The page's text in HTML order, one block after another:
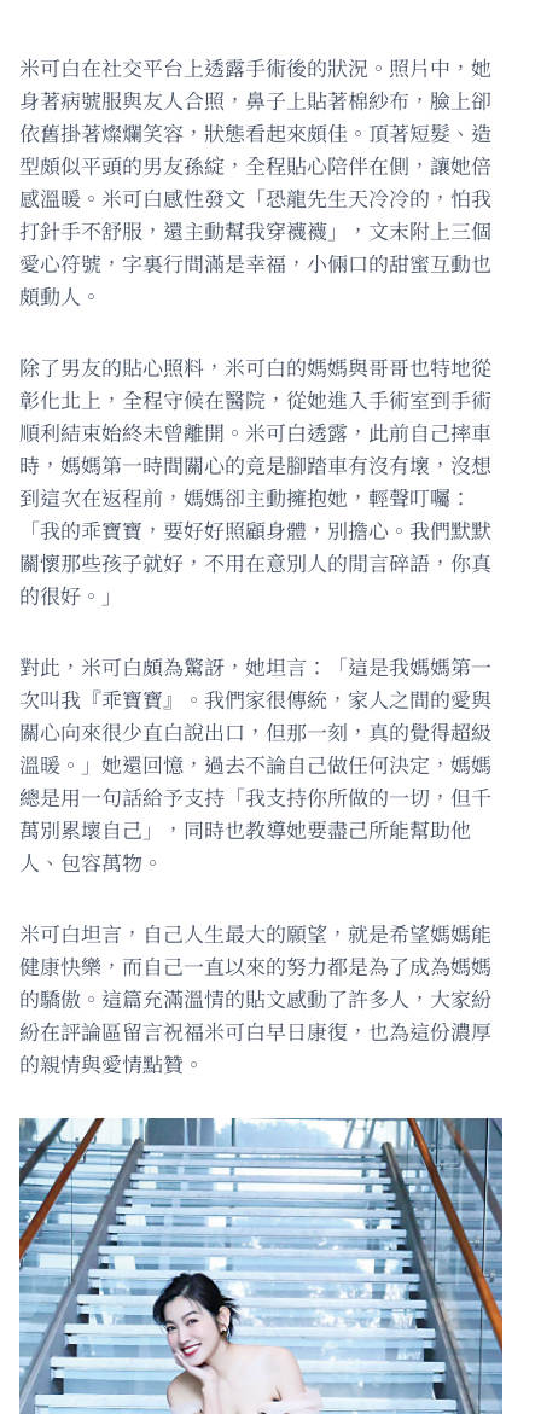
米可白在社交平台上透露手術後的狀況。照片中，她
身著病號服與友人合照，鼻子上貼著棉紗布，臉上卻
依舊掛著燦爛笑容，狀態看起來頗佳。頂著短髮、造
型頗似平頭的男友孫綻，全程貼心陪伴在側，讓她倍
感溫暖。米可白感性發文「恐龍先生天冷冷的，怕我
打針手不舒服，還主動幫我穿襪襪」，文末附上三個
愛心符號，字裏行間滿是幸福，小倆口的甜蜜互動也
頗動人。
除了男友的貼心照料，米可白的媽媽與哥哥也特地從
彰化北上，全程守候在醫院，從她進入手術室到手術
順利結束始終未曾離開。米可白透露，此前自己摔車
時，媽媽第一時間關心的竟是腳踏車有沒有壞，沒想
到這次在返程前，媽媽卻主動擁抱她，輕聲叮囑：
「我的乖寶寶，要好好照顧身體，別擔心。我們默默
關懷那些孩子就好，不用在意別人的閒言碎語，你真
的很好。」
對此，米可白頗為驚訝，她坦言：「這是我媽媽第一
次叫我『乖寶寶』。我們家很傳統，家人之間的愛與
關心向來很少直白說出口，但那一刻，真的覺得超級
溫暖。」她還回憶，過去不論自己做任何決定，媽媽
總是用一句話給予支持「我支持你所做的一切，但千
萬別累壞自己」，同時也教導她要盡己所能幫助他
人、包容萬物。
米可白坦言，自己人生最大的願望，就是希望媽媽能
健康快樂，而自己一直以來的努力都是為了成為媽媽
的驕傲。這篇充滿溫情的貼文感動了許多人，大家紛
紛在評論區留言祝福米可白早日康復，也為這份濃厚
的親情與愛情點贊。